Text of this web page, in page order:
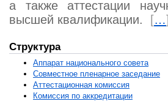
а также аттестации
высшей квалификации.
[…]
Структура
Аппарат национального совета
Совместное пленарное заседание
Аттестационная комисcия
Комиссия по аккредитации